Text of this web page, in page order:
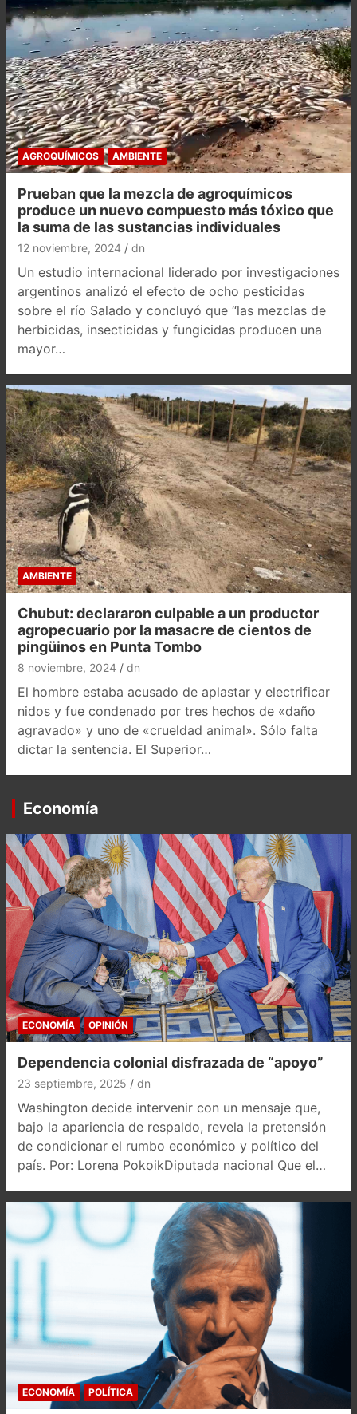
AGROQUÍMICOS AMBIENTE
Prueban que la mezcla de agroquímicos
produce un nuevo compuesto más tóxico que
la suma de las sustancias individuales
12 noviembre, 2024 dn
Un estudio internacional liderado por investigaciones
argentinos analizó el efecto de ocho pesticidas
sobre el río Salado y concluyó que “las mezclas de
herbicidas, insecticidas y fungicidas producen una
mayor…
AMBIENTE
Chubut: declararon culpable a un productor
agropecuario por la masacre de cientos de
pingüinos en Punta Tombo
8 noviembre, 2024 dn
El hombre estaba acusado de aplastar y electrificar
nidos y fue condenado por tres hechos de «daño
agravado» y uno de «crueldad animal». Sólo falta
dictar la sentencia. El Superior…
Economía
ECONOMÍA OPINIÓN
Dependencia colonial disfrazada de “apoyo”
23 septiembre, 2025 dn
Washington decide intervenir con un mensaje que,
bajo la apariencia de respaldo, revela la pretensión
de condicionar el rumbo económico y político del
país. Por: Lorena PokoikDiputada nacional Que el…
ECONOMÍA POLÍTICA